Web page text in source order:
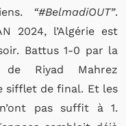
“#BelmadiOUT”.
2024, l’Algérie est
Battus 1-0 par la
de Riyad Mahrez
sifflet de final. Et les
pas suffit à 1.